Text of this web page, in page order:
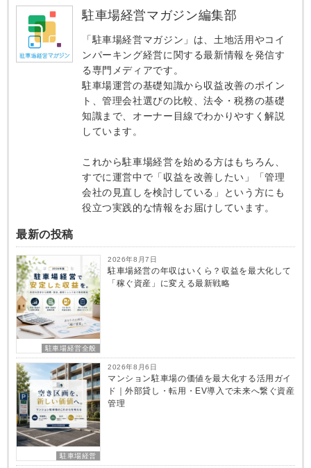
駐車場経営マガジン編集部
「駐車場経営マガジン」は、土地活用やコイ
ンパーキング経営に関する最新情報を発信す
る専門メディアです。
駐車場運営の基礎知識から収益改善のポイン
ト、管理会社選びの比較、法令・税務の基礎
知識まで、オーナー目線でわかりやすく解説
しています。
これから駐車場経営を始める方はもちろん、
すでに運営中で「収益を改善したい」「管理
会社の見直しを検討している」という方にも
役立つ実践的な情報をお届けしています。
最新の投稿
駐車場経営全般
2026年8月7日
駐車場経営の年収はいくら？収益を最大化して
「稼ぐ資産」に変える最新戦略
駐車場経営
2026年8月6日
マンション駐車場の価値を最大化する活用ガイ
ド｜外部貸し・転用・EV導入で未来へ繋ぐ資産
管理